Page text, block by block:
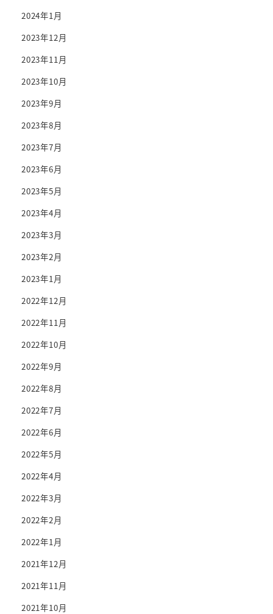
2024年1月
2023年12月
2023年11月
2023年10月
2023年9月
2023年8月
2023年7月
2023年6月
2023年5月
2023年4月
2023年3月
2023年2月
2023年1月
2022年12月
2022年11月
2022年10月
2022年9月
2022年8月
2022年7月
2022年6月
2022年5月
2022年4月
2022年3月
2022年2月
2022年1月
2021年12月
2021年11月
2021年10月